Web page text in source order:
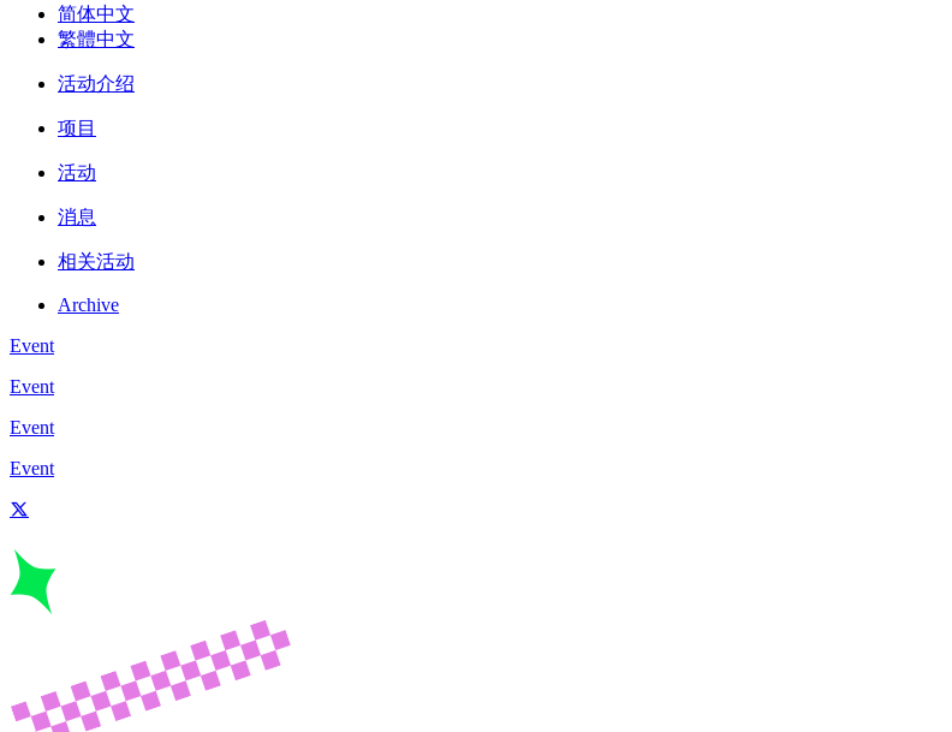
简体中文
繁體中文
活动介绍
项目
活动
消息
相关活动
Archive
Event
Event
Event
Event